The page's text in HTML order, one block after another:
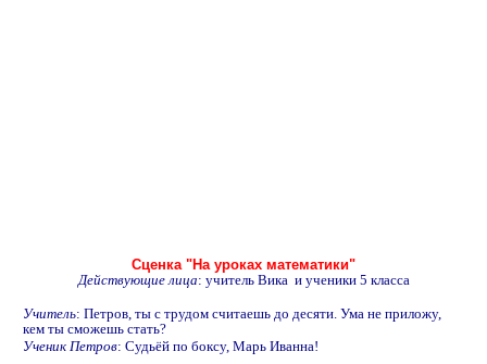
Сценка "На уроках математики"
Действующие лица: учитель Вика и ученики 5 класса
Учитель: Петров, ты с трудом считаешь до десяти. Ума не приложу,
кем ты сможешь стать?
Ученик Петров: Судьёй по боксу, Марь Иванна!